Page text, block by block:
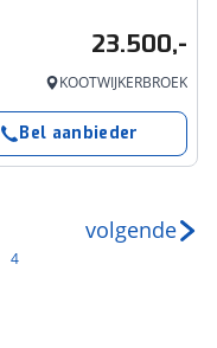
23.500,-
KOOTWIJKERBROEK
Bel aanbieder
4
volgende